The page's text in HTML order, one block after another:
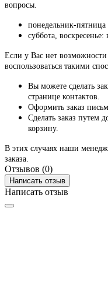
вопросы.
понедельник-пятница
суббота,
Если у Вас нет
воспользоваться такими
Вы можете сделать
странице контактов.
Оформить заказ
Сделать заказ путем
корзину.
В этих случаях наши
заказа.
Отзывов (0)
Написать отзыв
Написать отзыв